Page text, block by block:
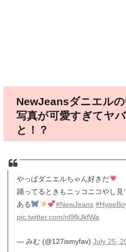
NewJeansダニエル
写真が可愛すぎてヤ
と！？
やっぱダニエルちゃん好きだ
踊ってるときもニッコニコやし
ある
#NewJeans
pic.twitter.com/nl9fkJkfWa
— みむ (@127ismyfav) July 25,